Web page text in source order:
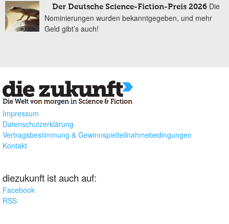
Der Deutsche Science-Fiction-Preis 2026 Die
Nominierungen wurden bekanntgegeben, und mehr
Geld gibt’s auch!
Impressum
Datenschutzerklärung
Vertragsbestimmung & Gewinnspielteilnahmebedingungen
Kontakt
diezukunft ist auch auf:
Facebook
RSS